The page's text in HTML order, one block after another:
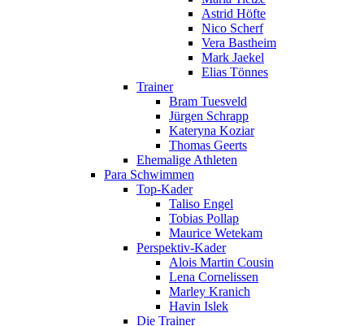
Astrid Höfte
Nico Scherf
Vera Bastheim
Mark Jaekel
Elias Tönnes
Trainer
Bram Tuesveld
Jürgen Schrapp
Kateryna Koziar
Thomas Geerts
Ehemalige Athleten
Para Schwimmen
Top-Kader
Taliso Engel
Tobias Pollap
Maurice Wetekam
Perspektiv-Kader
Alois Martin Cousin
Lena Cornelissen
Marley Kranich
Havin Islek
Die Trainer